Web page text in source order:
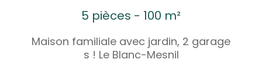
5 pièces - 100 m²
Maison familiale avec jardin, 2 garage
s ! Le Blanc-Mesnil